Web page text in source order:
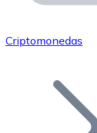
Únete a
Añade tu
Criptomonedas